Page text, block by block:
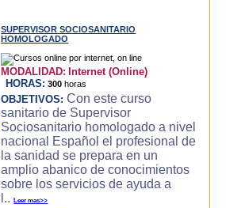
SUPERVISOR SOCIOSANITARIO
HOMOLOGADO
MODALIDAD: Internet (Online)
HORAS: 300 horas
OBJETIVOS: Con este curso
sanitario de Supervisor
Sociosanitario homologado a nivel
nacional Español el profesional de
la sanidad se prepara en un
amplio abanico de conocimientos
sobre los servicios de ayuda a
l..Leer mas>>